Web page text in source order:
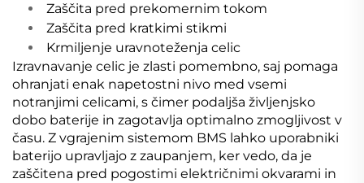
Zaščita pred prekomernim tokom
Zaščita pred kratkimi stikmi
Krmiljenje uravnoteženja celic
Izravnavanje celic je zlasti pomembno, saj pomaga
ohranjati enak napetostni nivo med vsemi
notranjimi celicami, s čimer podaljša življenjsko
dobo baterije in zagotavlja optimalno zmogljivost v
času. Z vgrajenim sistemom BMS lahko uporabniki
baterijo upravljajo z zaupanjem, ker vedo, da je
zaščitena pred pogostimi električnimi okvarami in